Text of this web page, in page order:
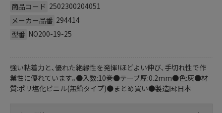
商品コード 2502300204051
メーカー品番 294414
型番 NO200-19-25
強い粘着力と､優れた絶縁性を発揮!ほどよい伸び､手切れ性で作
業性に優れています｡●入数:10巻●テープ厚:0.2mm●色:灰●材
質:ポリ塩化ビニル(無鉛タイプ)●まとめ買い●製造国:日本